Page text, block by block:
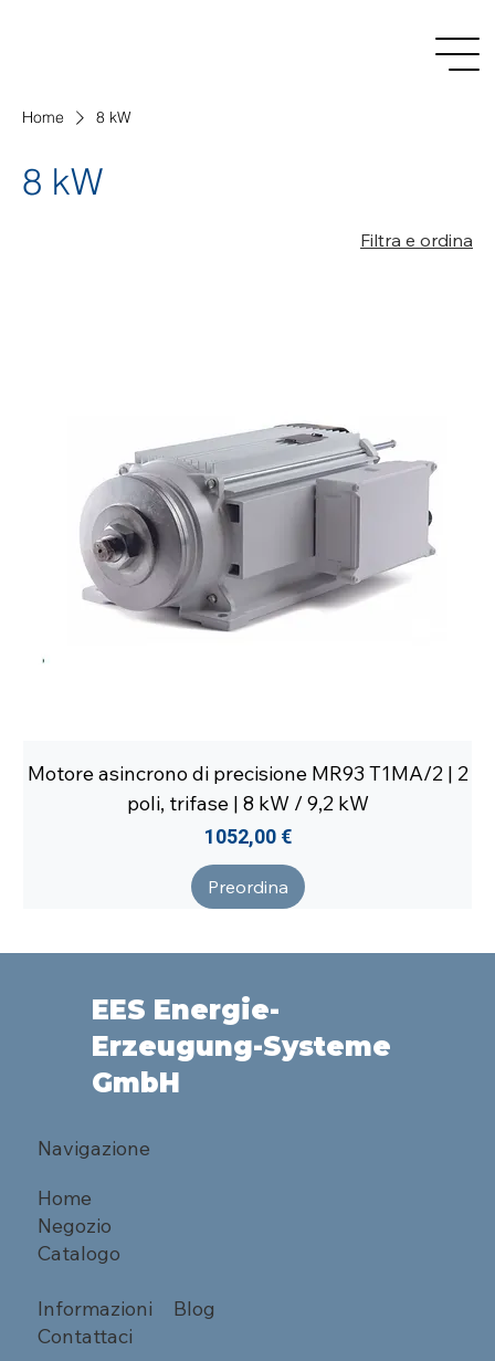
Home 8 kW
8 kW
Filtra e ordina
Motore asincrono di precisione MR93 T1MA/2 | 2
poli, trifase | 8 kW / 9,2 kW
Prezzo
1052,00 €
Preordina
EES Energie-
Erzeugung-Systeme
GmbH
Navigazione
Home
Negozio
Catalogo
Informazioni
Blog
Contattaci